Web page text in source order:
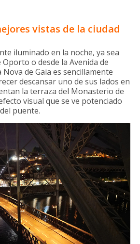
vistas de la ciudad
iluminado en la noche, ya sea
Oporto o desde la Avenida de
de Gaia es sencillamente
descansar uno de sus lados en
la terraza del Monasterio de
visual que se ve potenciado
puente.